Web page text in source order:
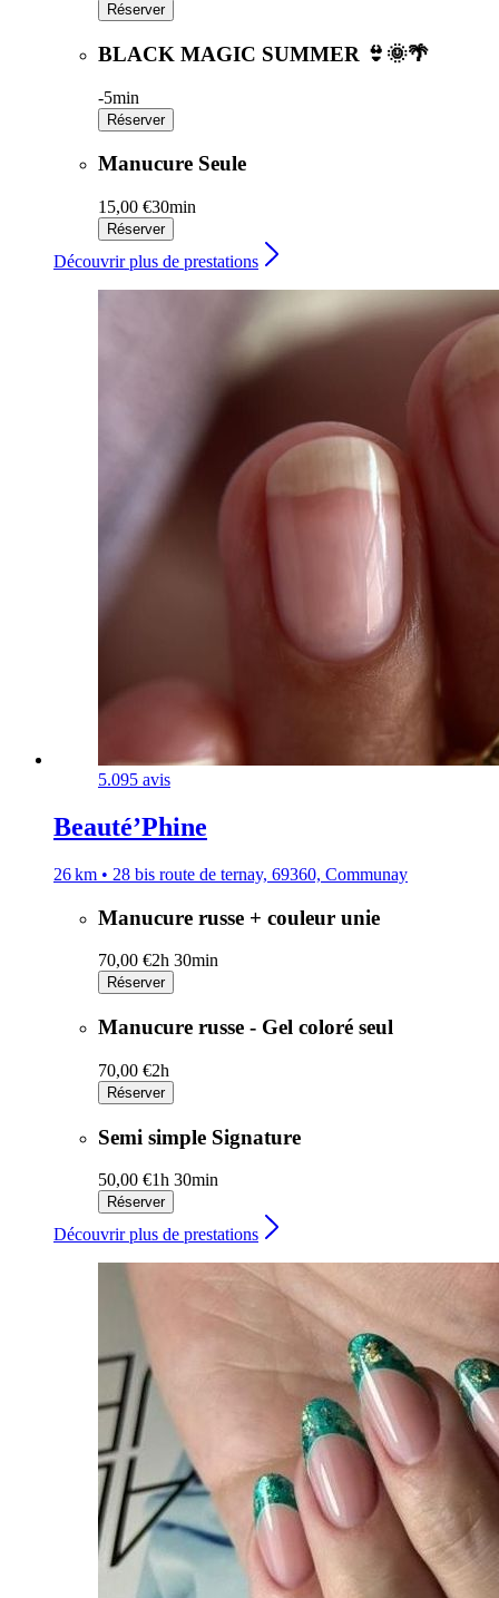
Réserver
BLACK MAGIC SUMMER 👙🌞🌴
-5min
Réserver
Manucure Seule
15,00 €30min
Réserver
Découvrir plus de prestations
5.095 avis
Beauté’Phine
26 km • 28 bis route de ternay, 69360, Communay
Manucure russe + couleur unie
70,00 €2h 30min
Réserver
Manucure russe - Gel coloré seul
70,00 €2h
Réserver
Semi simple Signature
50,00 €1h 30min
Réserver
Découvrir plus de prestations